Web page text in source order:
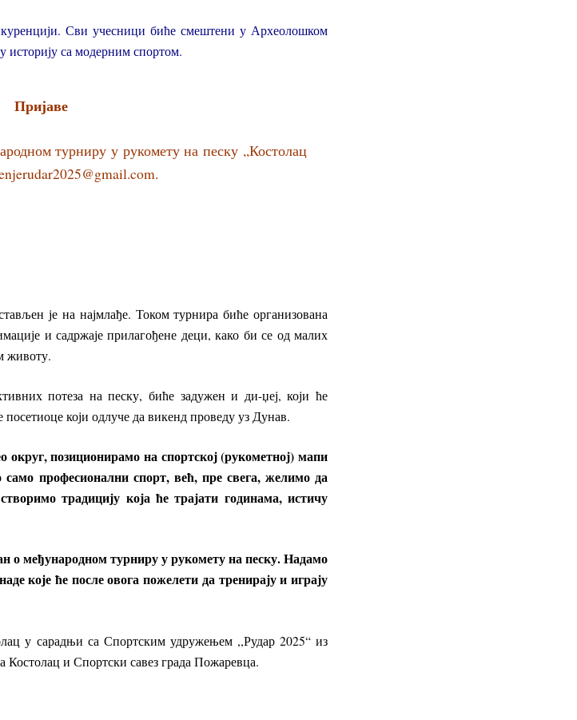
Сви учесници биће смештени у Археолошком
историју са модерним спортом.
Пријаве
турниру у рукомету на песку ,,Костолац
.
је на најмлађе. Током турнира биће организована
и садржаје прилагођене деци, како би се од малих
животу.
потеза на песку, биће задужен и ди-џеј, који ће
који одлуче да викенд проведу уз Дунав.
позиционирамо на спортској (рукометној) мапи
професионални спорт, већ, пре свега, желимо да
традицију која ће трајати годинама, истичу
о међународном турниру у рукомету на песку. Надамо
које ће после овога пожелети да тренирају и играју
у сарадњи са Спортским удружењем ,,Рудар 2025“ из
и Спортски савез града Пожаревца.